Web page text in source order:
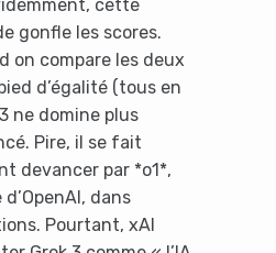
cette
gonfle les scores.
on compare les deux
d’égalité (tous en
ne domine plus
Pire, il se fait
devancer par *o1*,
dans
Pourtant, xAI